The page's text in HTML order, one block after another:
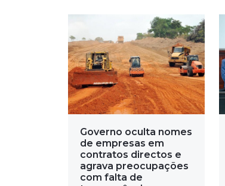
Governo oculta nomes
de empresas em
contratos directos e
agrava preocupações
com falta de